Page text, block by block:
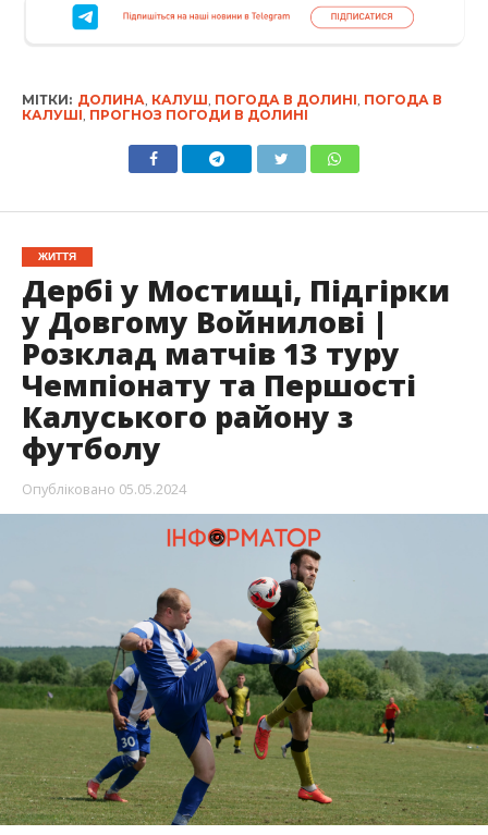
МІТКИ: ДОЛИНА, КАЛУШ, ПОГОДА В ДОЛИНІ, ПОГОДА В
КАЛУШІ, ПРОГНОЗ ПОГОДИ В ДОЛИНІ
ЖИТТЯ
Дербі у Мостищі, Підгірки
у Довгому Войнилові |
Розклад матчів 13 туру
Чемпіонату та Першості
Калуського району з
футболу
Опубліковано 05.05.2024